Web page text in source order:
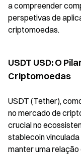
a compreender
perspetivas de
criptomoedas.
USDT USD: O
Criptomoedas
USDT (Tether),
no mercado de
crucial no
stablecoin
manter uma relação